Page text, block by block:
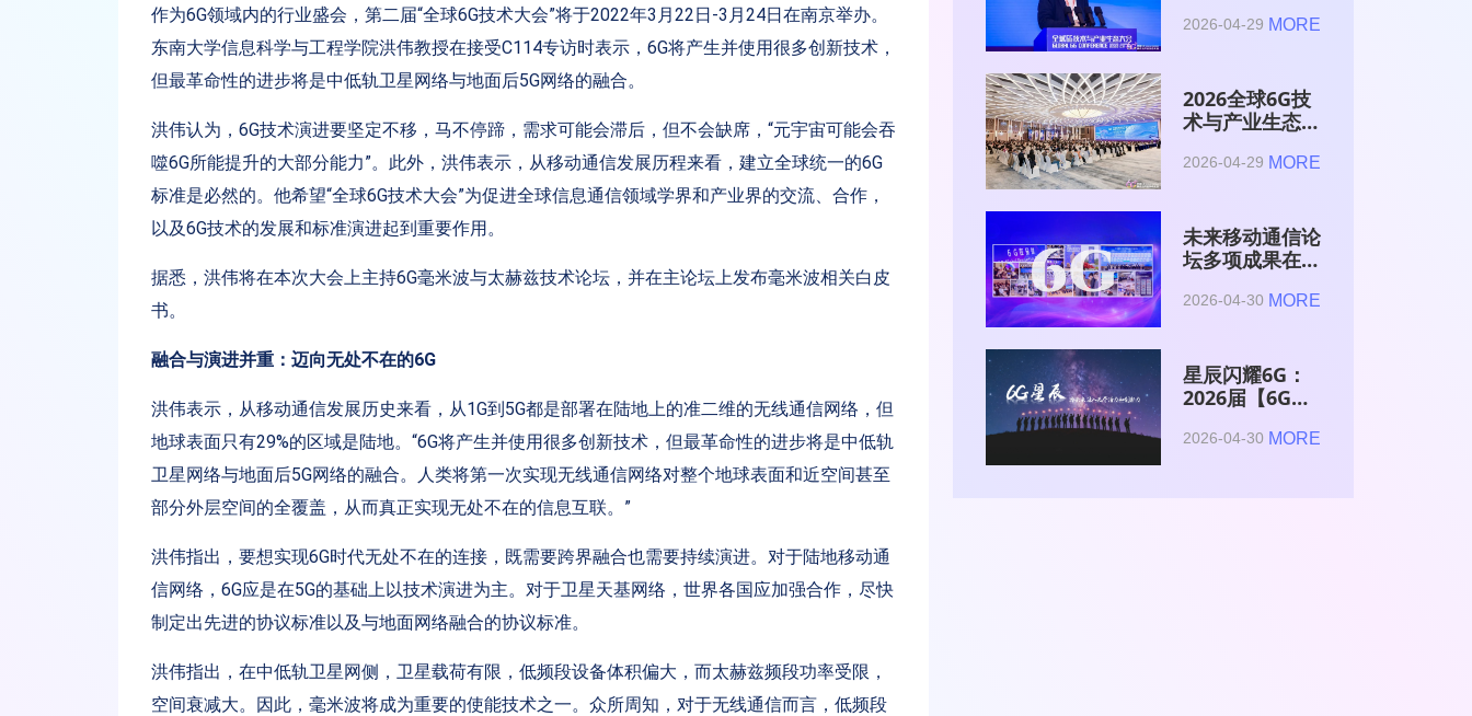
作为6G领域内的行业盛会，第二届“全球6G技术大会”将于2022年3月22日-3月24日在南京举办。
东南大学信息科学与工程学院洪伟教授在接受C114专访时表示，6G将产生并使用很多创新技术，
但最革命性的进步将是中低轨卫星网络与地面后5G网络的融合。
洪伟认为，6G技术演进要坚定不移，马不停蹄，需求可能会滞后，但不会缺席，“元宇宙可能会吞
噬6G所能提升的大部分能力”。此外，洪伟表示，从移动通信发展历程来看，建立全球统一的6G
标准是必然的。他希望“全球6G技术大会”为促进全球信息通信领域学界和产业界的交流、合作，
以及6G技术的发展和标准演进起到重要作用。
据悉，洪伟将在本次大会上主持6G毫米波与太赫兹技术论坛，并在主论坛上发布毫米波相关白皮
书。
融合与演进并重：迈向无处不在的6G
洪伟表示，从移动通信发展历史来看，从1G到5G都是部署在陆地上的准二维的无线通信网络，但
地球表面只有29%的区域是陆地。“6G将产生并使用很多创新技术，但最革命性的进步将是中低轨
卫星网络与地面后5G网络的融合。人类将第一次实现无线通信网络对整个地球表面和近空间甚至
部分外层空间的全覆盖，从而真正实现无处不在的信息互联。”
洪伟指出，要想实现6G时代无处不在的连接，既需要跨界融合也需要持续演进。对于陆地移动通
信网络，6G应是在5G的基础上以技术演进为主。对于卫星天基网络，世界各国应加强合作，尽快
制定出先进的协议标准以及与地面网络融合的协议标准。
洪伟指出，在中低轨卫星网侧，卫星载荷有限，低频段设备体积偏大，而太赫兹频段功率受限，
空间衰减大。因此，毫米波将成为重要的使能技术之一。众所周知，对于无线通信而言，低频段
是赋能AI的发
2026-04-29 MORE
2026全球6G技
术与产业生态大
2026-04-29 MORE
未来移动通信论
坛多项成果在
术与产业生态大
2026-04-30 MORE
星辰闪耀6G：
2026届【6G星
与博士获颁证书
2026-04-30 MORE